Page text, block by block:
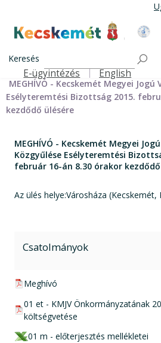
tartalomra
Kecskemét Város
Keresés
Felső navigáció
E-ügyintézés English
Önkormányzat
Bizottságok 2014-2024
Esélyteremtési
Esélyteremtési Bizottság meghívói 2014-2019
MEGHÍVÓ - Kecskemét Megyei Jogú
Esélyteremtési Bizottság 2015.
kezdődő ülésére
MEGHÍVÓ - Kecskemét Megyei
Közgyűlése Esélyteremtési
február 16-án 8.30 órakor
Az ülés helye:Városháza
Csatolmányok
pdf csatolmány:
Meghívó
pdf csatolmány:
01 et - KMJV Önkormányzatának
költségvetése
xls csatolmány:
01 m - előterjesztés mellékletei